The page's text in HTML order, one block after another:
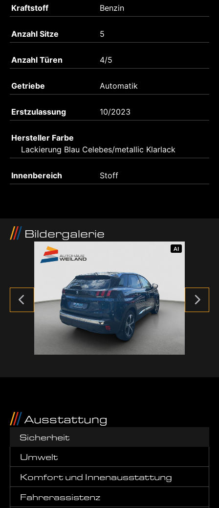
Kraftstoff Benzin
Anzahl Sitze 5
Anzahl Türen 4/5
Getriebe Automatik
Erstzulassung 10/2023
Hersteller Farbe
Lackierung Blau Celebes/metallic Klarlack
Innenbereich Stoff
Bildergalerie
AI
Ausstattung
Sicherheit
Umwelt
Komfort und Innenausstattung
Fahrerassistenz